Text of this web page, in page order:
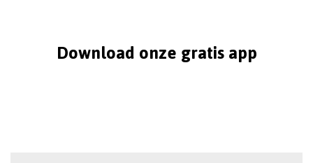
Download onze gratis app